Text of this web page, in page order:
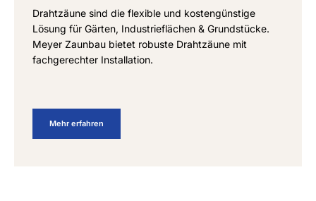
Drahtzäune sind die flexible und kostengünstige
Lösung für Gärten, Industrieflächen & Grundstücke.
Meyer Zaunbau bietet robuste Drahtzäune mit
fachgerechter Installation.
Mehr erfahren